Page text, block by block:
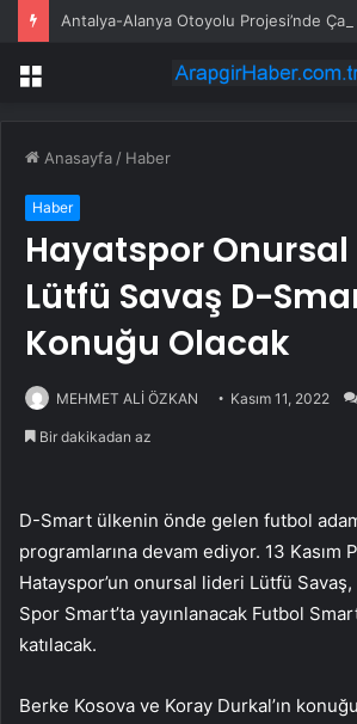
Menü
Anasayfa / Haber
Haber
Hayatspor Onursal
Lütfü Savaş D-
Konuğu Olacak
MEHMET ALİ ÖZKAN Kasım 11, 2022
Bir dakikadan az
D-Smart ülkenin önde gelen futbol
programlarına devam ediyor. 13 Kasım
Hatayspor’un onursal lideri Lütfü
Spor Smart’ta yayınlanacak Futbol
katılacak.
Berke Kosova ve Koray Durkal’ın